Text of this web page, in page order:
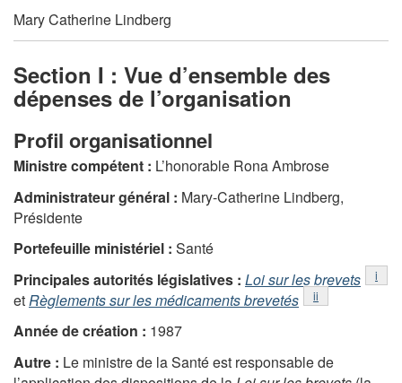
Mary Catherine Lindberg
Section I : Vue d’ensemble des
dépenses de l’organisation
Profil organisationnel
Ministre compétent : L’honorable Rona Ambrose
Administrateur général : Mary-Catherine Lindberg,
Présidente
Portefeuille ministériel : Santé
Principales autorités législatives : Loi sur les brevets i
et Règlements sur les médicaments brevetés
Notes de bas de
ii
Année de création : 1987
Autre : Le ministre de la Santé est responsable de